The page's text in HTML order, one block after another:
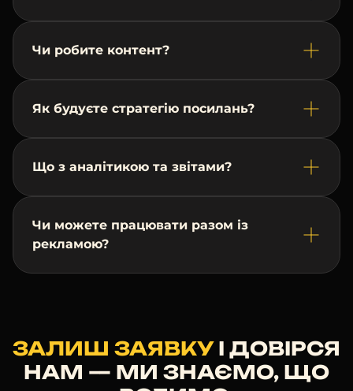
посилальної маси в
межах узгодженого
07
Аналітика та
звітність
Щомісячний звіт про
виконані роботи,
результати в Google і
план на наступний
місяць
Чи робите контент?
Як будуєте стратегію посилань?
Що з аналітикою та звітами?
Чи можете працювати разом із
рекламою?
ЗАЛИШ ЗАЯВКУІ ДОВІРСЯ
НАМ — МИ ЗНАЄМО, ЩО